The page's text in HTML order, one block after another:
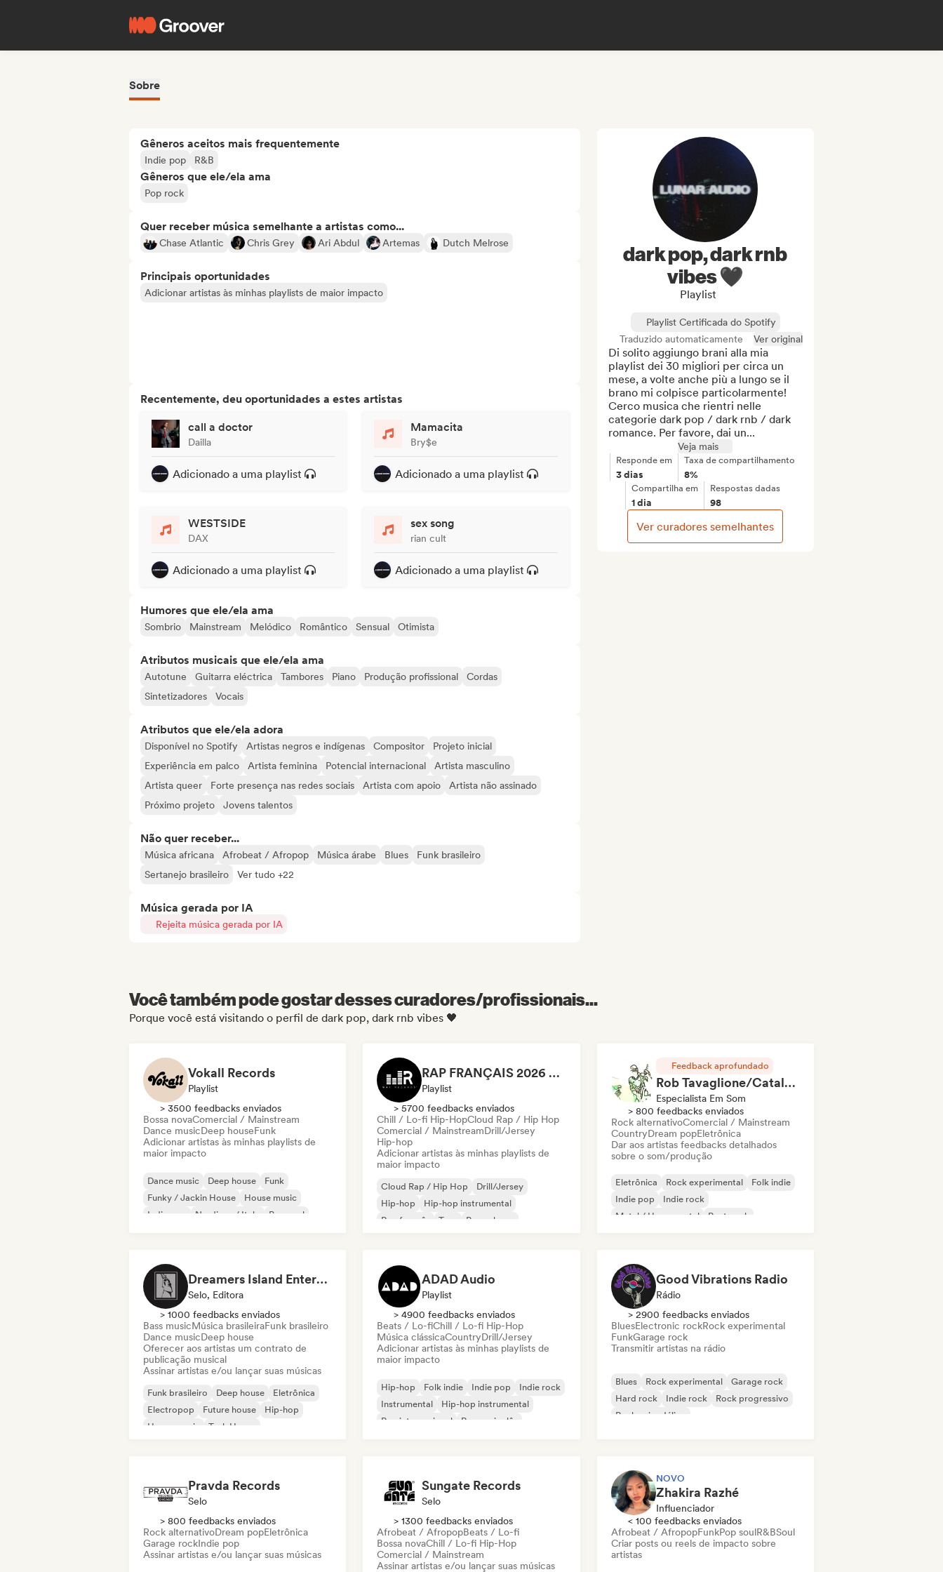
Sobre
Gêneros aceitos mais frequentemente
Indie pop R&B
Gêneros que ele/ela ama
Pop rock
Quer receber música semelhante a artistas como...
Chase Atlantic Chris Grey Ari Abdul Artemas Dutch Melrose
Principais oportunidades
Adicionar artistas às minhas playlists de maior impacto
Recentemente, deu oportunidades a estes artistas
call a doctor
Dailla
Adicionado a uma playlist
Mamacita
Bry$e
Adicionado a uma playlist
WESTSIDE
DAX
Adicionado a uma playlist
sex song
rian cult
Adicionado a uma playlist
Humores que ele/ela ama
Sombrio Mainstream Melódico Romântico Sensual Otimista
Atributos musicais que ele/ela ama
Autotune Guitarra eléctrica Tambores Piano Produção profissional
Cordas
Sintetizadores
Vocais
Atributos que ele/ela adora
Disponível no Spotify Artistas negros e indígenas Compositor
Projeto inicial
Experiência em palco
Artista feminina Potencial internacional
Artista masculino
Artista queer
Forte presença nas redes sociais Artista com apoio
Artista não assinado
Próximo projeto
Jovens talentos
Não quer receber...
Música africana Afrobeat / Afropop Música árabe Blues
Funk brasileiro
Sertanejo brasileiro
Ver tudo +22
Música gerada por IA
Rejeita música gerada por IA
dark pop, dark rnb
vibes 🖤
Playlist
Playlist Certificada do Spotify
Traduzido automaticamente
Ver original
Di solito aggiungo brani alla mia
playlist dei 30 migliori per circa un
mese, a volte anche più a lungo se il
brano mi colpisce particolarmente!
Cerco musica che rientri nelle
categorie dark pop / dark rnb / dark
romance. Per favore, dai un...
Veja mais
Responde em
3 dias
Taxa de compartilhamento
8%
Compartilha em
1 dia
Respostas dadas
98
Ver curadores semelhantes
Você também pode gostar desses curadores/profissionais...
Porque você está visitando o perfil de dark pop, dark rnb vibes 🖤
Vokall Records
Playlist
> 3500 feedbacks enviados
Bossa novaComercial / Mainstream
Dance musicDeep houseFunk
Adicionar artistas às minhas playlists de
maior impacto
Dance music Deep house
Funk
Funky / Jackin House
House music
Indie pop
Nu-disco / Italo Pop soul
RAP FRANÇAIS 2026 🔥🇫🇷 (Way Records)
Playlist
> 5700 feedbacks enviados
Chill / Lo-fi Hip-HopCloud Rap / Hip Hop
Comercial / MainstreamDrill/Jersey
Hip-hop
Adicionar artistas às minhas playlists de
maior impacto
Cloud Rap / Hip Hop
Drill/Jersey
Hip-hop
Hip-hop instrumental
Rap francês
Trap
Pop urbano
Feedback aprofundado
Rob Tavaglione/Catalyst Recording
Especialista Em Som
> 800 feedbacks enviados
Rock alternativoComercial / Mainstream
CountryDream popEletrônica
Dar aos artistas feedbacks detalhados
sobre o som/produção
Eletrônica Rock experimental
Folk indie
Indie pop
Indie rock
Metal / Heavy metal
Post punk
Dreamers Island Entertainment
Selo, Editora
> 1000 feedbacks enviados
Bass musicMúsica brasileiraFunk brasileiro
Dance musicDeep house
Oferecer aos artistas um contrato de
publicação musical
Assinar artistas e/ou lançar suas músicas
Funk brasileiro Deep house
Eletrônica
Electropop
Future house
Hip-hop
House music
Tech House
ADAD Audio
Playlist
> 4900 feedbacks enviados
Beats / Lo-fiChill / Lo-fi Hip-Hop
Música clássicaCountryDrill/Jersey
Adicionar artistas às minhas playlists de
maior impacto
Hip-hop Folk indie Indie pop
Indie rock
Instrumental
Hip-hop instrumental
Rap internacional
Rap em inglês
Good Vibrations Radio
Rádio
> 2900 feedbacks enviados
BluesElectronic rockRock experimental
FunkGarage rock
Transmitir artistas na rádio
Blues Rock experimental
Garage rock
Hard rock
Indie rock
Rock progressivo
Rock psicodélico
Pravda Records
Selo
> 800 feedbacks enviados
Rock alternativoDream popEletrônica
Garage rockIndie pop
Assinar artistas e/ou lançar suas músicas
Sungate Records
Selo
> 1300 feedbacks enviados
Afrobeat / AfropopBeats / Lo-fi
Bossa novaChill / Lo-fi Hip-Hop
Comercial / Mainstream
Assinar artistas e/ou lançar suas músicas
NOVO
Zhakira Razhé
Influenciador
< 100 feedbacks enviados
Afrobeat / AfropopFunkPop soulR&BSoul
Criar posts ou reels de impacto sobre
artistas